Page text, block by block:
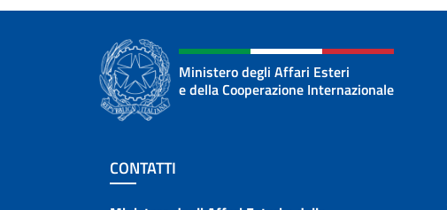
Ministero degli Affari Esteri
e della Cooperazione Internazionale
Sezione footer
CONTATTI